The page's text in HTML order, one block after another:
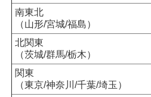
南東北
（山形/宮城/福島）
北関東
（茨城/群馬/栃木）
関東
（東京/神奈川/千葉/埼玉）